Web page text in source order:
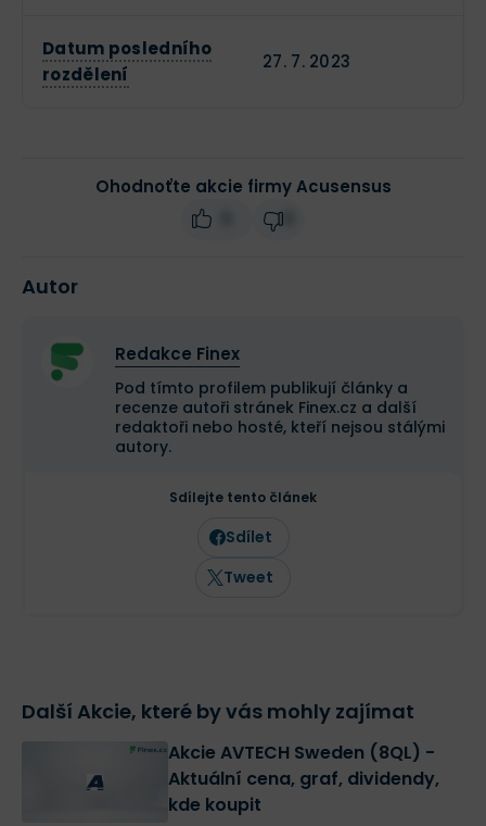
Datum posledního
rozdělení
27. 7. 2023
Ohodnoťte akcie firmy Acusensus
Autor
Redakce Finex
Pod tímto profilem publikují články a
recenze autoři stránek Finex.cz a další
redaktoři nebo hosté, kteří nejsou stálými
autory.
Sdílejte tento článek
Sdílet
Tweet
Další Akcie, které by vás mohly zajímat
Akcie AVTECH Sweden (8QL) -
Aktuální cena, graf, dividendy,
kde koupit